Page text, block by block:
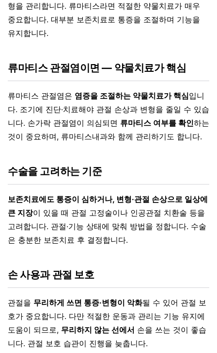
형을 관리합니다. 류마티스라면 적절한 약물치료가 매우
중요합니다. 대부분 보존치료로 통증을 조절하며 기능을
유지합니다.
류마티스 관절염이면 — 약물치료가 핵심
류마티스 관절염은 염증을 조절하는 약물치료가 핵심입니
다. 조기에 진단·치료해야 관절 손상과 변형을 줄일 수 있습
니다. 손가락 관절염이 의심되면 류마티스 여부를 확인하는
것이 중요하며, 류마티스내과와 함께 관리하기도 합니다.
수술을 고려하는 기준
보존치료에도 통증이 심하거나, 변형·관절 손상으로 일상에
큰 지장이 있을 때 관절 고정술이나 인공관절 치환술 등을
고려합니다. 관절·기능 상태에 맞춰 방법을 정합니다. 수술
은 충분한 보존치료 후 결정합니다.
손 사용과 관절 보호
관절을 무리하게 쓰면 통증·변형이 악화될 수 있어 관절 보
호가 중요합니다. 다만 적절한 운동과 관리는 기능 유지에
도움이 되므로, 무리하지 않는 선에서 손을 쓰는 것이 좋습
니다. 관절 보호 습관이 진행을 늦춥니다.